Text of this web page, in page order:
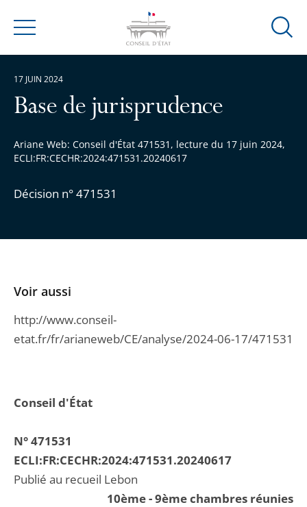
Menu
Ouvrir
Base de jurisprudence
Ariane Web: Conseil d'État 471531, lecture du 17 juin 2024,
ECLI:FR:CECHR:2024:471531.20240617
Décision n° 471531
17 JUIN 2024
Conseil d'État
N° 471531
ECLI:FR:CECHR:2024:471531.20240617
Publié au recueil Lebon
10ème - 9ème chambres réunies
Voir aussi
http://www.conseil-
etat.fr/fr/arianeweb/CE/analyse/2024-06-17/471531